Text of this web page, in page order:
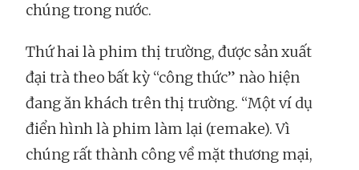
chúng trong nước.
Thứ hai là phim thị trường, được sản xuất
đại trà theo bất kỳ “công thức” nào hiện
đang ăn khách trên thị trường. “Một ví dụ
điển hình là phim làm lại (remake). Vì
chúng rất thành công về mặt thương mại,